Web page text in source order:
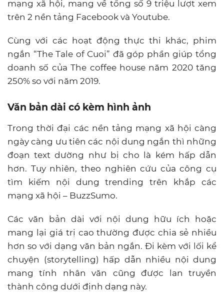
mạng xã hội, mang về tổng số 9 triệu lượt xem
trên 2 nền tảng Facebook và Youtube.
Cùng với các hoạt động thực thi khác, phim
ngắn “The Tale of Cuoi” đã góp phần giúp tổng
doanh số của The coffee house năm 2020 tăng
250% so với năm 2019.
Văn bản dài có kèm hình ảnh
Trong thời đại các nền tảng mạng xã hội càng
ngày càng ưu tiên các nội dung ngắn thì những
đoạn text dường như bị cho là kém hấp dẫn
hơn. Tuy nhiên, theo nghiên cứu của công cụ
tìm kiếm nội dung trending trên khắp các
mạng xã hội – BuzzSumo.
Các văn bản dài với nội dung hữu ích hoặc
mang lại giá trị cao thường được chia sẻ nhiều
hơn so với dạng văn bản ngắn. Đi kèm với lối kể
chuyện (storytelling) hấp dẫn nhiều nội dung
mang tính nhân văn cũng được lan truyền
thành công dưới định dạng này.